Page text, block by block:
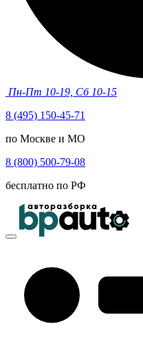
Пн-Пт 10-19, Сб 10-15
8 (495) 150-45-71
по Москве и МО
8 (800) 500-79-08
бесплатно по РФ